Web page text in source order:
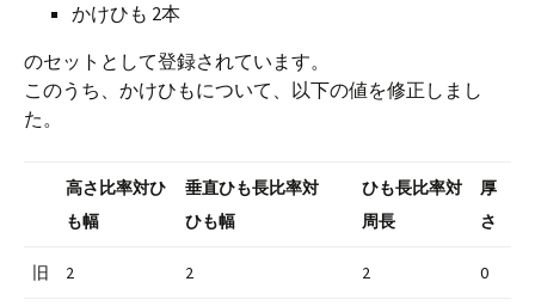
かけひも 2本
のセットとして登録されています。
このうち、かけひもについて、以下の値を修正しまし
た。
高さ比率対ひ
も幅
垂直ひも長比率対
ひも幅
ひも長比率対
周長
厚
さ
旧 2 2 2 0